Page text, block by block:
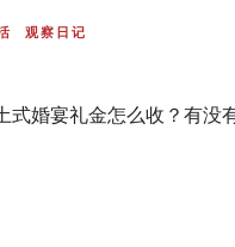
观察日记
婚宴礼金怎么收？有没